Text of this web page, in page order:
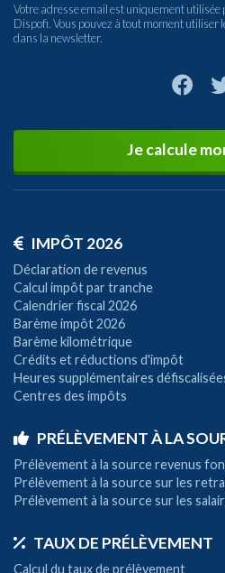
Votre adresse email est uniquement utilisée
Dispofi. Vous pouvez à tout moment utiliser
dans la newsletter.
Je calcule
IMPÔT 2026
Déclaration de revenus
Calcul impôt par tranche
Calendrier fiscal 2026
Barème impôt 2026
Barème kilométrique
Crédits et réductions d'impôt
Heures supplémentaires
Centres des impôts
PRÉLÈVEMENT À LA
Prélèvement à la source revenus
Prélèvement à la source sur les
Prélèvement à la source sur les
TAUX DE PRÉLÈVEMENT
Calcul du taux de prélèvement